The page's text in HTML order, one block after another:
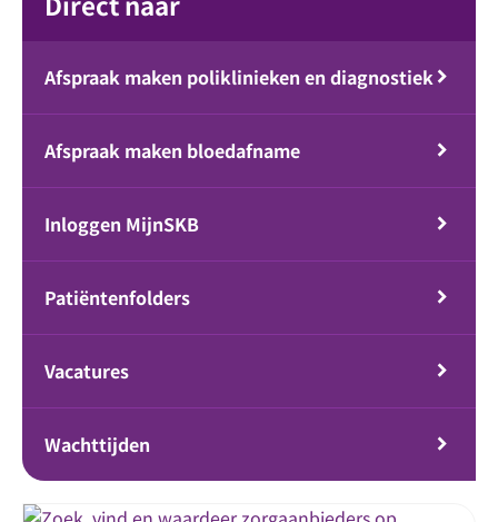
Afspraak maken poliklinieken en diagnostiek
Afspraak maken bloedafname
Inloggen MijnSKB
Patiëntenfolders
Vacatures
Wachttijden